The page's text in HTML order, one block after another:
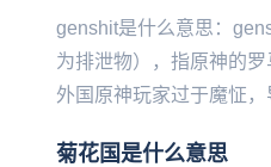
genshit是什么意思：
为排泄物），指原神的
外国原神玩家过于魔怔
菊花国是什么意思